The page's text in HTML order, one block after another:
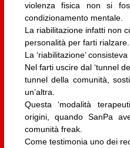
violenza fisica non si
condizionamento mentale.
La riabilitazione infatti non
personalità per farti rialzare.
La ‘riabilitazione’
Nel farti uscire dal ‘tunnel
tunnel della comunità,
un’altra.
Questa ‘modalità
origini, quando SanPa
comunità freak.
Come testimonia uno dei